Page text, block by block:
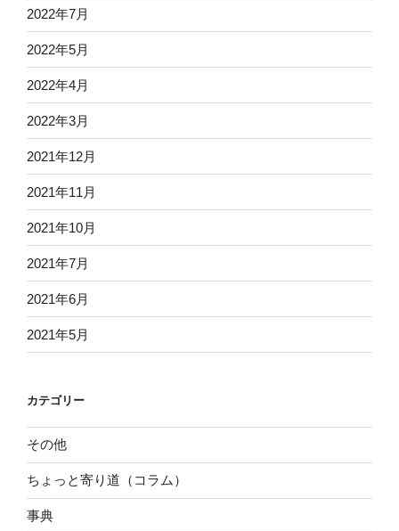
2022年7月
2022年5月
2022年4月
2022年3月
2021年12月
2021年11月
2021年10月
2021年7月
2021年6月
2021年5月
カテゴリー
その他
ちょっと寄り道（コラム）
事典